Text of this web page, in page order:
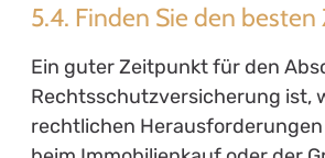
5.4. Finden Sie den
Ein guter Zeitpunkt für den
Rechtsschutzversicherung ist,
rechtlichen Herausforderungen